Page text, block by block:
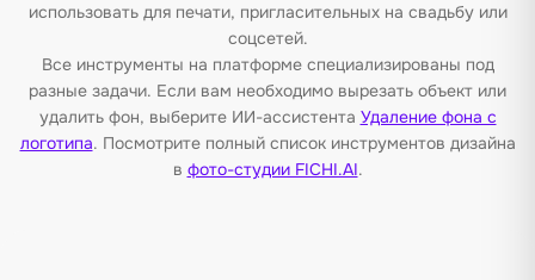
использовать для печати, пригласительных на свадьбу или
соцсетей.
Все инструменты на платформе специализированы под
разные задачи. Если вам необходимо вырезать объект или
удалить фон, выберите ИИ-ассистента Удаление фона с
логотипа. Посмотрите полный список инструментов дизайна
в фото-студии FICHI.AI.